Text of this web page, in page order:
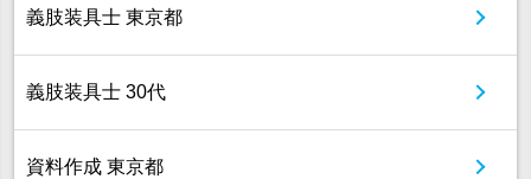
義肢装具士 東京都
義肢装具士 30代
資料作成 東京都